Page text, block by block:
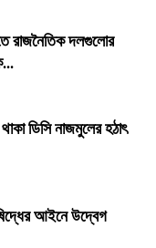
রাজনৈতিক দলগুলোর
ডিসি নাজমুলের হঠাৎ
আইনে উদ্বেগ